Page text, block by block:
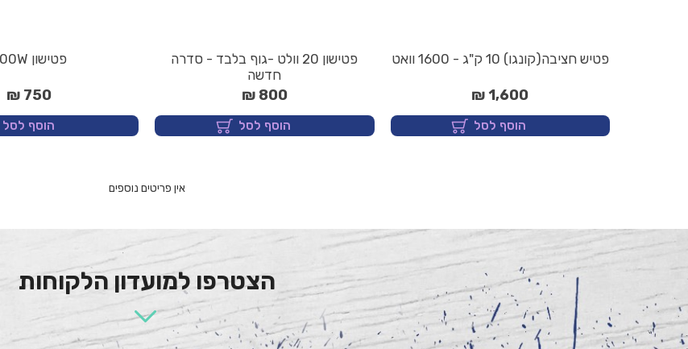
פטיש חציבה(קונגו) 10 ק"ג - 1600 וואט
1,600 ₪
הוסף לסל
פטישון 20 וולט -גוף בלבד - סדרה
חדשה
800 ₪
הוסף לסל
פטישון 800W
750 ₪
הוסף לסל
הצטרפו למועדון הלקוחות
ותהנה מהטבות ומבצעים מיוחדים לחברי מועדון!